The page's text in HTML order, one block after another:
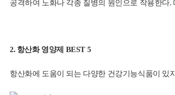
공격하여 노화나 각종 질병의 원인으로 작용한다
2. 항산화 영양제 BEST 5
항산화에 도움이 되는 다양한 건강기능식품이 있